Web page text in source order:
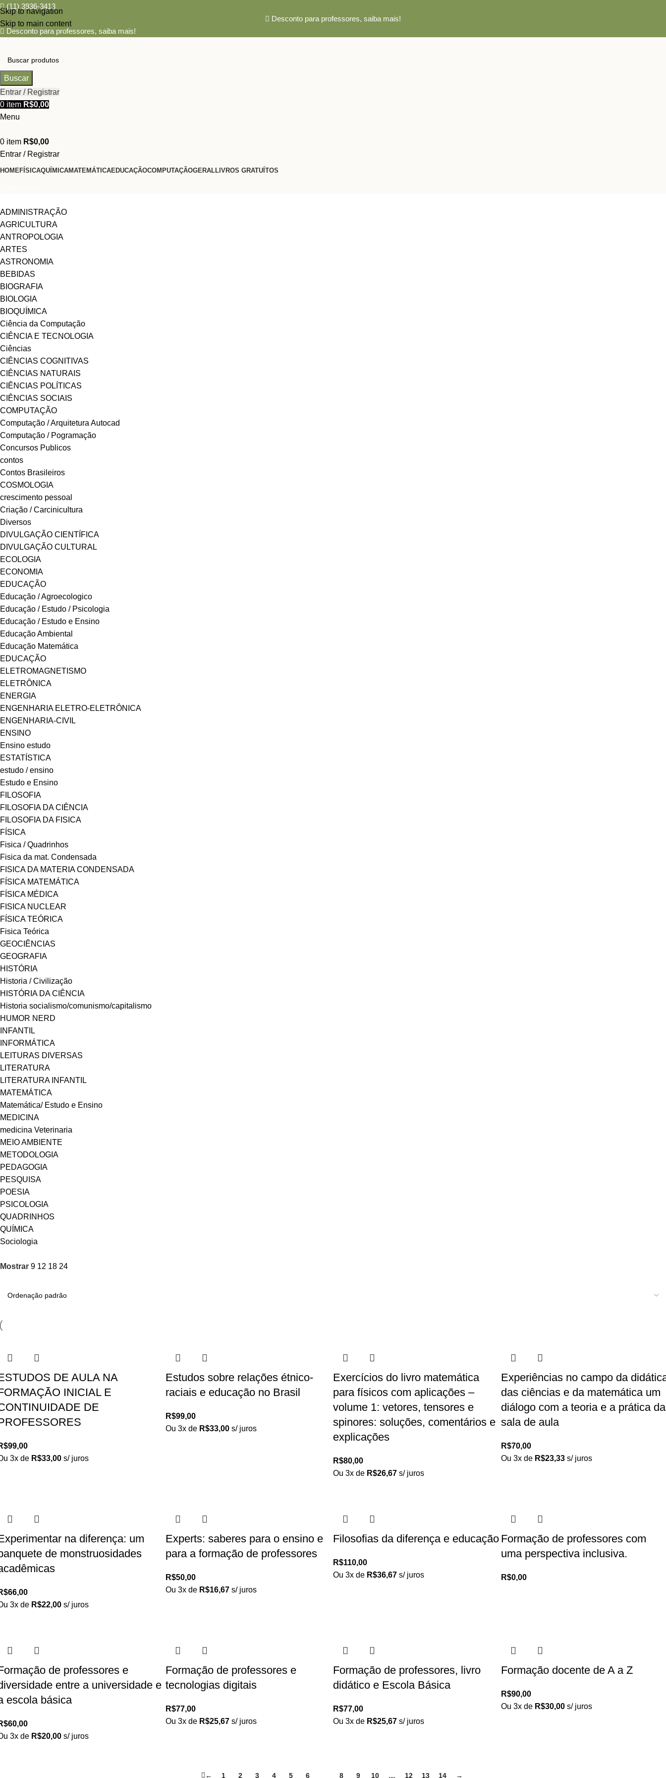
Skip to navigation
Skip to main content
(11) 3936-3413
Desconto para professores, saiba mais!
Desconto para professores, saiba mais!
Buscar
Entrar / Registrar
0 item R$0,00
Menu
0 item R$0,00
Entrar / Registrar
HOMEFÍSICAQUÍMICAMATEMÁTICAEDUCAÇÃOCOMPUTAÇÃOGERALLIVROS GRATUÍTOS
ADMINISTRAÇÃO
AGRICULTURA
ANTROPOLOGIA
ARTES
ASTRONOMIA
BEBIDAS
BIOGRAFIA
BIOLOGIA
BIOQUÍMICA
Ciência da Computação
CIÊNCIA E TECNOLOGIA
Ciências
CIÊNCIAS COGNITIVAS
CIÊNCIAS NATURAIS
CIÊNCIAS POLÍTICAS
CIÊNCIAS SOCIAIS
COMPUTAÇÃO
Computação / Arquitetura Autocad
Computação / Pogramação
Concursos Publicos
contos
Contos Brasileiros
COSMOLOGIA
crescimento pessoal
Criação / Carcinicultura
Diversos
DIVULGAÇÃO CIENTÍFICA
DIVULGAÇÃO CULTURAL
ECOLOGIA
ECONOMIA
EDUCAÇÃO
Educação / Agroecologico
Educação / Estudo / Psicologia
Educação / Estudo e Ensino
Educação Ambiental
Educação Matemática
EDUCAÇÃO
ELETROMAGNETISMO
ELETRÔNICA
ENERGIA
ENGENHARIA ELETRO-ELETRÔNICA
ENGENHARIA-CIVIL
ENSINO
Ensino estudo
ESTATÍSTICA
estudo / ensino
Estudo e Ensino
FILOSOFIA
FILOSOFIA DA CIÊNCIA
FILOSOFIA DA FISICA
FÍSICA
Fisica / Quadrinhos
Fisica da mat. Condensada
FISICA DA MATERIA CONDENSADA
FÍSICA MATEMÁTICA
FÍSICA MÉDICA
FISICA NUCLEAR
FÍSICA TEÓRICA
Fisica Teórica
GEOCIÊNCIAS
GEOGRAFIA
HISTÓRIA
Historia / Civilização
HISTÓRIA DA CIÊNCIA
Historia socialismo/comunismo/capitalismo
HUMOR NERD
INFANTIL
INFORMÁTICA
LEITURAS DIVERSAS
LITERATURA
LITERATURA INFANTIL
MATEMÁTICA
Matemática/ Estudo e Ensino
MEDICINA
medicina Veterinaria
MEIO AMBIENTE
METODOLOGIA
PEDAGOGIA
PESQUISA
POESIA
PSICOLOGIA
QUADRINHOS
QUÍMICA
Sociologia
Mostrar 9 12 18 24
DE AULA NA
INICIAL E
DE
99,00
3x de R$33,00 s/ juros
Estudos sobre relações étnico-
raciais e educação no Brasil
R$99,00
Ou 3x de R$33,00 s/ juros
Exercícios do livro matemática
para físicos com aplicações –
volume 1: vetores, tensores e
spinores: soluções, comentários e
explicações
R$80,00
Ou 3x de R$26,67 s/ juros
Experiências no campo da
das ciências e da matemática um
diálogo com a teoria e a prática da
sala de aula
R$70,00
Ou 3x de R$23,33 s/ juros
na diferença: um
de monstruosidades
66,00
3x de R$22,00 s/ juros
Experts: saberes para o ensino e
para a formação de professores
R$50,00
Ou 3x de R$16,67 s/ juros
Filosofias da diferença e educação
R$110,00
Ou 3x de R$36,67 s/ juros
Formação de professores com
uma perspectiva inclusiva.
R$0,00
de professores e
entre a universidade e
escola básica
60,00
3x de R$20,00 s/ juros
Formação de professores e
tecnologias digitais
R$77,00
Ou 3x de R$25,67 s/ juros
Formação de professores, livro
didático e Escola Básica
R$77,00
Ou 3x de R$25,67 s/ juros
Formação docente de A a Z
R$90,00
Ou 3x de R$30,00 s/ juros
← 1 2 3 4 5 6 8 9 10 … 12 13 14 →